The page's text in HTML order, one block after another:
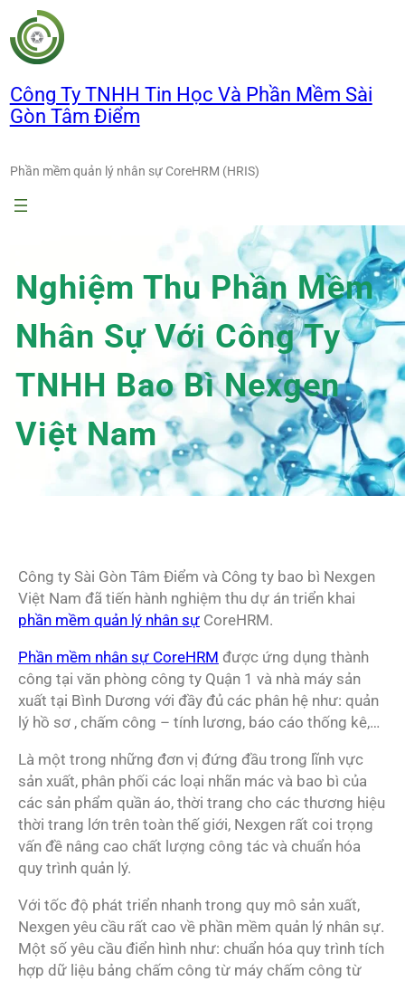
Chuyển
đến
phần
dung
Công Ty TNHH Tin Học Và Phần Mềm Sài
Gòn Tâm Điểm
Phần mềm quản lý nhân sự CoreHRM (HRIS)
Nghiệm Thu Phần Mềm
Nhân Sự Với Công Ty
TNHH Bao Bì Nexgen
Việt Nam
Công ty Sài Gòn Tâm Điểm và Công ty bao bì Nexgen
Việt Nam đã tiến hành nghiệm thu dự án triển khai
phần mềm quản lý nhân sự CoreHRM.
Phần mềm nhân sự CoreHRM được ứng dụng thành
công tại văn phòng công ty Quận 1 và nhà máy sản
xuất tại Bình Dương với đầy đủ các phân hệ như: quản
lý hồ sơ , chấm công – tính lương, báo cáo thống kê,…
Là một trong những đơn vị đứng đầu trong lĩnh vực
sản xuất, phân phối các loại nhãn mác và bao bì của
các sản phẩm quần áo, thời trang cho các thương hiệu
thời trang lớn trên toàn thế giới, Nexgen rất coi trọng
vấn đề nâng cao chất lượng công tác và chuẩn hóa
quy trình quản lý.
Với tốc độ phát triển nhanh trong quy mô sản xuất,
Nexgen yêu cầu rất cao về phần mềm quản lý nhân sự.
Một số yêu cầu điển hình như: chuẩn hóa quy trình tích
hợp dữ liệu bảng chấm công từ máy chấm công từ